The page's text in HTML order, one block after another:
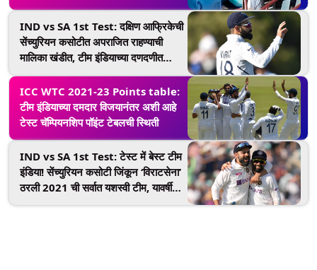
दिली अशी रिअक्शन, पहा व्हिडिओ
IND vs SA 1st Test: दक्षिण आफ्रिकेची
सेंच्युरियन कसोटीत अपराजित राहण्याची
मालिका खंडीत, टीम इंडियाच्या दणदणीत
विजयावर विराट कोहली काय म्हणाला
ICC WTC 2021-23 Points table:
टीम इंडियाच्या दमदार विजयानंतर अशी आहे
टेस्ट चॅम्पियनशिप पॉइंट टेबलची स्थिती
IND vs SA 1st Test: टेस्ट में बेस्ट टीम
इंडिया! सेंच्युरियन कसोटी जिंकून ‘विराटसेना’
ठरली 2021 ची सर्वात यशस्वी टीम, यावर्षी